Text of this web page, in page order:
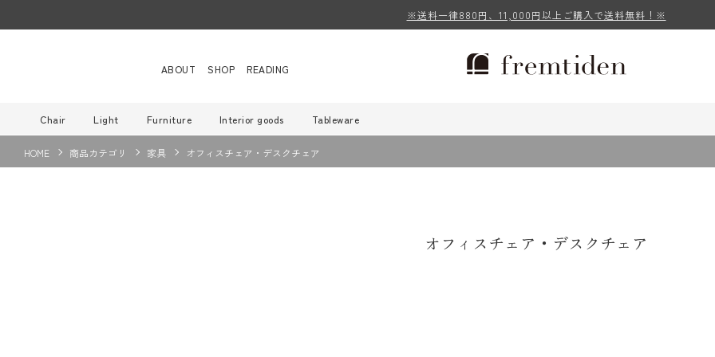
※送料一律880円、11,000円以上ご購入で送料無料！※
ABOUT SHOP READING
Chair Light Furniture Interior goods Tableware
HOME 商品カテゴリ 家具 オフィスチェア・デスクチェア
オフィスチェア・デスクチェア